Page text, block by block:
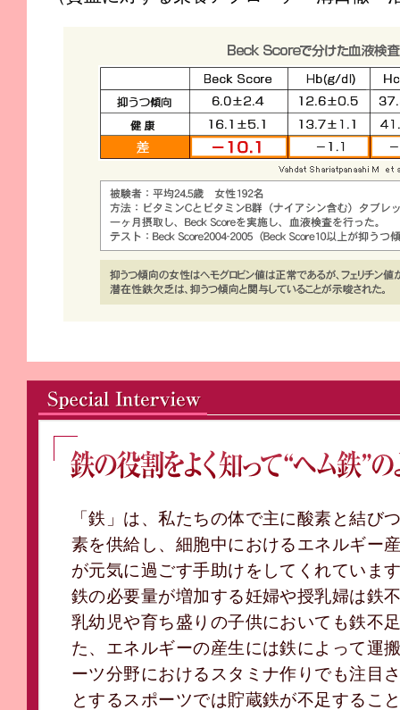
「鉄」は、私たちの体で主に酸素と結び
素を供給し、細胞中におけるエネルギー
が元気に過ごす手助けをしてくれていま
鉄の必要量が増加する妊婦や授乳婦は鉄
乳幼児や育ち盛りの子供においても鉄不
た、エネルギーの産生には鉄によって運
ーツ分野におけるスタミナ作りでも注目
とするスポーツでは貯蔵鉄が不足するこ